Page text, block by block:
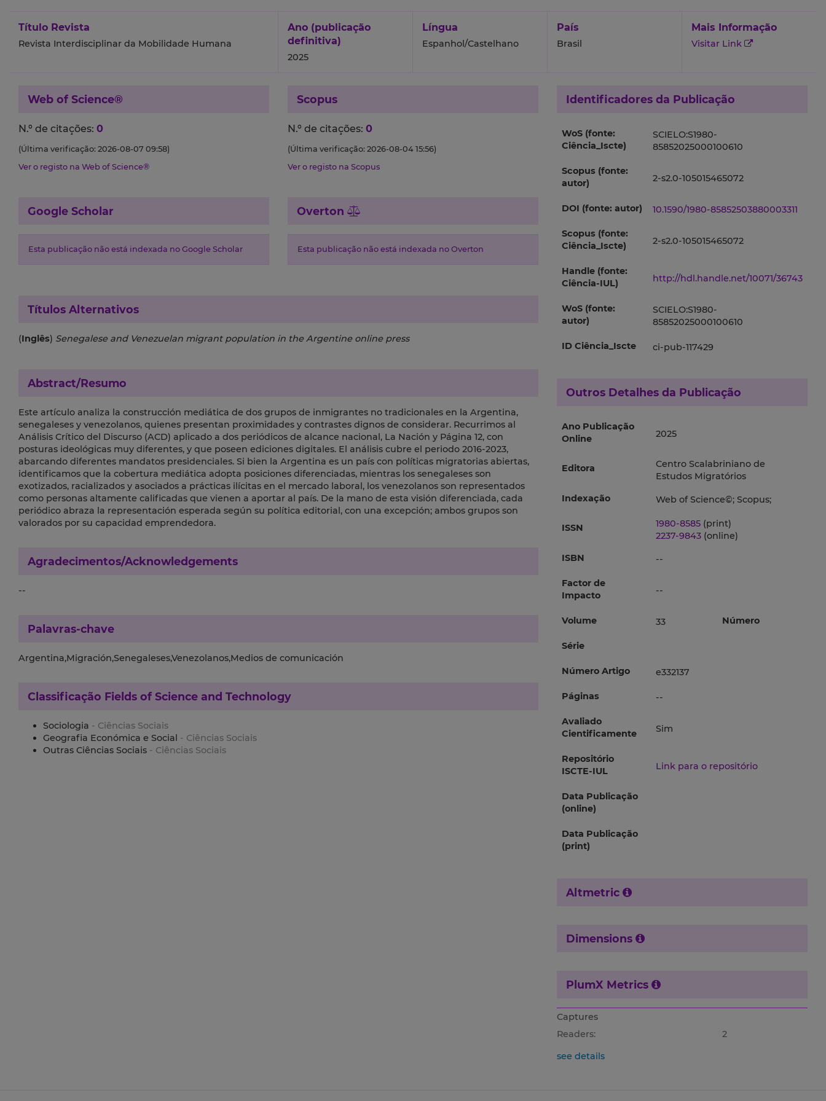
Título Revista
Revista Interdisciplinar da Mobilidade Humana
Ano (publicação
definitiva)
2025
Língua
Espanhol/Castelhano
País
Brasil
Mais Informação
Visitar Link
Web of Science®
N.º de citações: 0
(Última verificação: 2026-08-07 09:58)
Ver o registo na Web of Science®
Scopus
N.º de citações: 0
(Última verificação: 2026-08-04 15:56)
Ver o registo na Scopus
Google Scholar
Esta publicação não está indexada no Google Scholar
Overton
Esta publicação não está indexada no Overton
Títulos Alternativos
(Inglês) Senegalese and Venezuelan migrant population in the Argentine online press
Abstract/Resumo
Este artículo analiza la construcción mediática de dos grupos de inmigrantes no tradicionales en la Argentina,
senegaleses y venezolanos, quienes presentan proximidades y contrastes dignos de considerar. Recurrimos al
Análisis Crítico del Discurso (ACD) aplicado a dos periódicos de alcance nacional, La Nación y Página 12, con
posturas ideológicas muy diferentes, y que poseen ediciones digitales. El análisis cubre el periodo 2016-2023,
abarcando diferentes mandatos presidenciales. Si bien la Argentina es un país con políticas migratorias abiertas,
identificamos que la cobertura mediática adopta posiciones diferenciadas, mientras los senegaleses son
exotizados, racializados y asociados a prácticas ilícitas en el mercado laboral, los venezolanos son representados
como personas altamente calificadas que vienen a aportar al país. De la mano de esta visión diferenciada, cada
periódico abraza la representación esperada según su política editorial, con una excepción; ambos grupos son
valorados por su capacidad emprendedora.
Agradecimentos/Acknowledgements
--
Palavras-chave
Argentina,Migración,Senegaleses,Venezolanos,Medios de comunicación
Classificação Fields of Science and Technology
Sociologia - Ciências Sociais
Geografia Económica e Social - Ciências Sociais
Outras Ciências Sociais - Ciências Sociais
Identificadores da Publicação
WoS (fonte:
Ciência_Iscte)
SCIELO:S1980-
85852025000100610
Scopus (fonte:
autor)
2-s2.0-105015465072
DOI (fonte: autor) 10.1590/1980-85852503880003311
Scopus (fonte:
Ciência_Iscte)
2-s2.0-105015465072
Handle (fonte:
Ciência-IUL)
http://hdl.handle.net/10071/36743
WoS (fonte:
autor)
SCIELO:S1980-
85852025000100610
ID Ciência_Iscte ci-pub-117429
Outros Detalhes da Publicação
Ano Publicação
Online
2025
Editora
Centro Scalabriniano de
Estudos Migratórios
Indexação
Web of Science©; Scopus;
ISSN 1980-8585 (print)
2237-9843 (online)
ISBN
--
Factor de
Impacto
--
Volume 33 Número
Série
Número Artigo e332137
Páginas --
Avaliado
Cientificamente
Sim
Repositório
ISCTE-IUL
Link para o repositório
Data Publicação
(online)
Data Publicação
(print)
Altmetric
Dimensions
PlumX Metrics
Captures
Readers:
2
see details